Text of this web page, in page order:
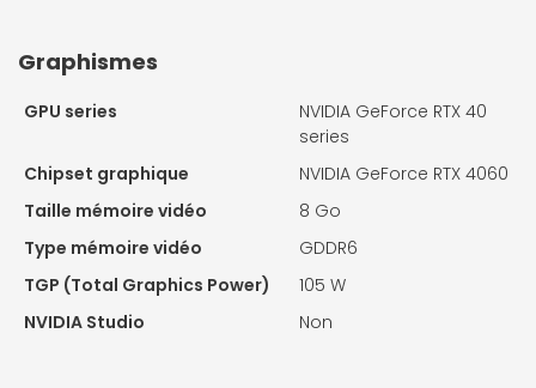
Graphismes
GPU series
NVIDIA GeForce RTX 40
series
Chipset graphique
NVIDIA GeForce RTX 4060
Taille mémoire vidéo
8 Go
Type mémoire vidéo
GDDR6
TGP (Total Graphics Power)
105 W
NVIDIA Studio
Non